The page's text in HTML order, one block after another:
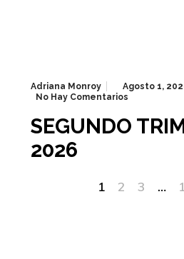
Adriana Monroy
Agosto 1,
No Hay Comentarios
SEGUNDO
2026
1 2 3 …